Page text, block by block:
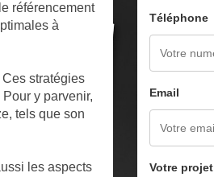
référencement
à
stratégies
y parvenir,
tels que son
les aspects
Téléphone
Email
Votre projet